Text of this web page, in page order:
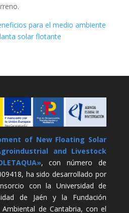
para el medio ambiente
solar flotante
of New Floating Solar
and Livestock
, con número de
ha sido desarrollado por
con la Universidad de
de Jaén y la Fundación
de Cantabria, con el